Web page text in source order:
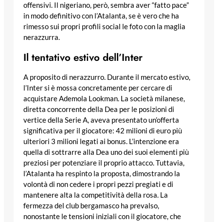
offensivi. Il nigeriano, però, sembra aver “fatto pace”
in modo definitivo con l’Atalanta, se è vero che ha
rimesso sui propri profili social le foto con la maglia
nerazzurra.
Il tentativo estivo dell’Inter
A proposito di nerazzurro. Durante il mercato estivo,
l’Inter si è mossa concretamente per cercare di
acquistare Ademola Lookman. La società milanese,
diretta concorrente della Dea per le posizioni di
vertice della Serie A, aveva presentato un’offerta
significativa per il giocatore: 42 milioni di euro più
ulteriori 3 milioni legati ai bonus. L’intenzione era
quella di sottrarre alla Dea uno dei suoi elementi più
preziosi per potenziare il proprio attacco. Tuttavia,
l’Atalanta ha respinto la proposta, dimostrando la
volontà di non cedere i propri pezzi pregiati e di
mantenere alta la competitività della rosa. La
fermezza del club bergamasco ha prevalso,
nonostante le tensioni iniziali con il giocatore, che